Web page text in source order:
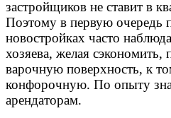
застройщиков не ставит в
Поэтому в первую очередь
новостройках часто
хозяева, желая сэкономить,
варочную поверхность, к
конфорочную. По опыту
арендаторам.